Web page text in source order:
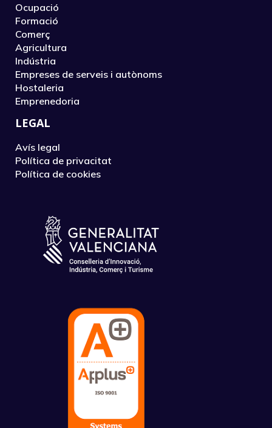
Ocupació
Formació
Comerç
Agricultura
Indústria
Empreses de serveis i autònoms
Hostaleria
Emprenedoria
LEGAL
Avís legal
Política de privacitat
Política de cookies